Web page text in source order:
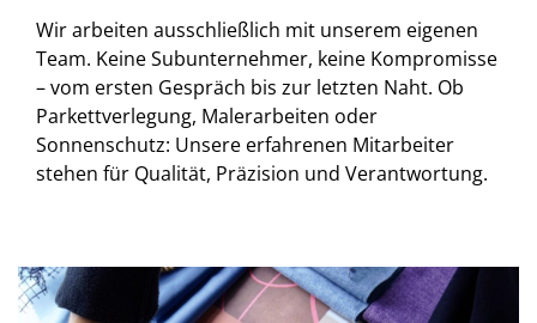
Wir arbeiten ausschließlich mit unserem eigenen
Team. Keine Subunternehmer, keine Kompromisse
– vom ersten Gespräch bis zur letzten Naht. Ob
Parkettverlegung, Malerarbeiten oder
Sonnenschutz: Unsere erfahrenen Mitarbeiter
stehen für Qualität, Präzision und Verantwortung.